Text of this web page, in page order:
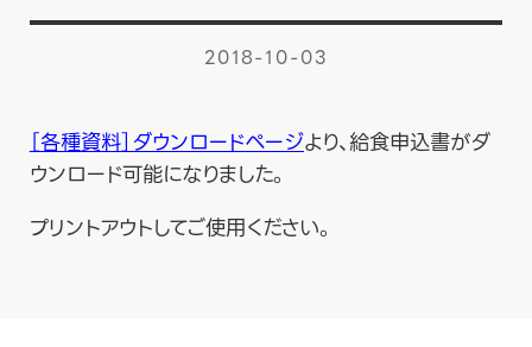
2018-10-03
［各種資料］ダウンロードページより、給食申込書がダ
ウンロード可能になりました。
プリントアウトしてご使用ください。